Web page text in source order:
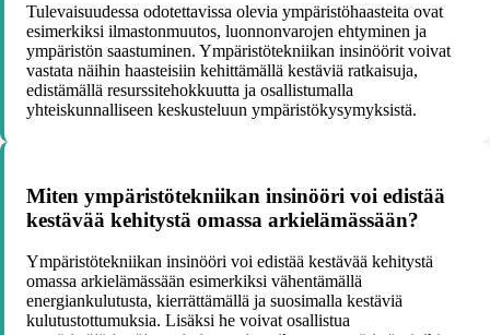
Tulevaisuudessa odotettavissa olevia ympäristöhaasteita ovat
esimerkiksi ilmastonmuutos, luonnonvarojen ehtyminen ja
ympäristön saastuminen. Ympäristötekniikan insinöörit voivat
vastata näihin haasteisiin kehittämällä kestäviä ratkaisuja,
edistämällä resurssitehokkuutta ja osallistumalla
yhteiskunnalliseen keskusteluun ympäristökysymyksistä.
Miten ympäristötekniikan insinööri voi edistää
kestävää kehitystä omassa arkielämässään?
Ympäristötekniikan insinööri voi edistää kestävää kehitystä
omassa arkielämässään esimerkiksi vähentämällä
energiankulutusta, kierrättämällä ja suosimalla kestäviä
kulutustottumuksia. Lisäksi he voivat osallistua